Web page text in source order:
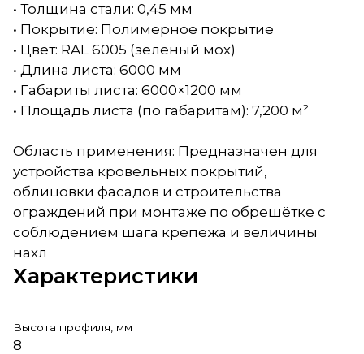
• Толщина стали: 0,45 мм
• Покрытие: Полимерное покрытие
• Цвет: RAL 6005 (зелёный мох)
• Длина листа: 6000 мм
• Габариты листа: 6000×1200 мм
• Площадь листа (по габаритам): 7,200 м²
Область применения: Предназначен для
устройства кровельных покрытий,
облицовки фасадов и строительства
ограждений при монтаже по обрешётке с
соблюдением шага крепежа и величины
нахл
Характеристики
Высота профиля, мм
8